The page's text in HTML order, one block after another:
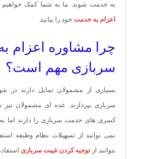
به خدمت شوند. ما به شما کمک خواهیم
اعزام به خدمت خود را بیابید.
چرا مشاوره اعزام
سربازی مهم است؟
بسیاری از مشمولان تمایل دارند در
سربازی بپردازند. عده ای مشمولان نیز
کسری های خدمت سربازی را دارند اما
نمی توانند از تسهیلات نظام وظیفه
بتوانند از توجیه کردن غیبت سربازی